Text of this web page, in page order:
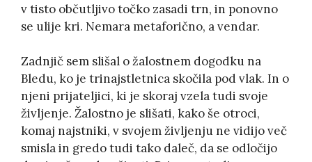
v tisto občutljivo točko zasadi trn, in ponovno
se ulije kri. Nemara metaforično, a vendar.
Zadnjič sem slišal o žalostnem dogodku na
Bledu, ko je trinajstletnica skočila pod vlak. In o
njeni prijateljici, ki je skoraj vzela tudi svoje
življenje. Žalostno je slišati, kako še otroci,
komaj najstniki, v svojem življenju ne vidijo več
smisla in gredo tudi tako daleč, da se odločijo